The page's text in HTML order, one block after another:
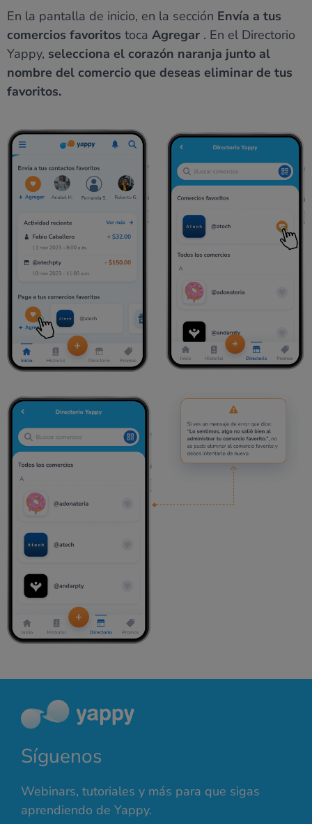
En la pantalla de inicio, en la sección Envía a tus
comercios favoritos toca Agregar. En el Directorio
Yappy, selecciona el corazón naranja junto al
nombre del comercio que deseas eliminar de tus
favoritos.
Síguenos
Webinars, tutoriales y más para que sigas
aprendiendo de Yappy.